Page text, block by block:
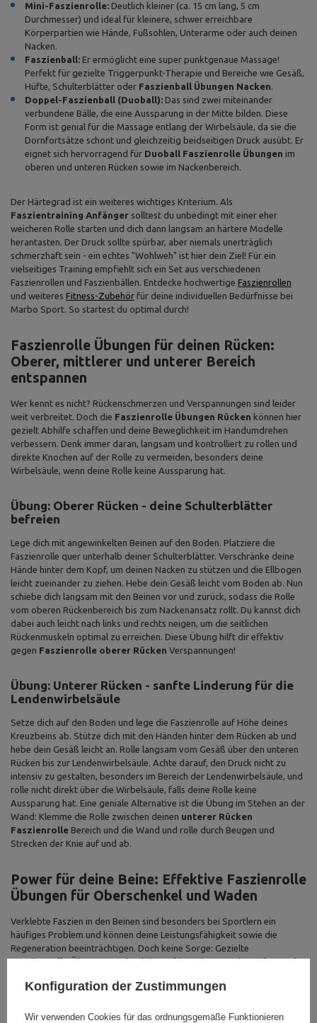
Mini-Faszienrolle: Deutlich kleiner (ca. 15 cm lang, 5 cm
Durchmesser) und ideal für kleinere, schwer erreichbare
Körperpartien wie Hände, Fußsohlen, Unterarme oder auch deinen
Nacken.
Faszienball: Er ermöglicht eine super punktgenaue Massage!
Perfekt für gezielte Triggerpunkt-Therapie und Bereiche wie Gesäß,
Hüfte, Schulterblätter oder Faszienball Übungen Nacken
Doppel-Faszienball (Duoball): Das sind zwei miteinander
verbundene Bälle, die eine Aussparung in der Mitte bilden. Diese
Form ist genial für die Massage entlang der Wirbelsäule, da sie die
Dornfortsätze schont und gleichzeitig beidseitigen Druck ausübt. Er
eignet sich hervorragend für Duoball Faszienrolle Übungen im
oberen und unteren Rücken sowie im Nackenbereich.
Der Härtegrad ist ein weiteres wichtiges Kriterium. Als
Faszientraining Anfänger solltest du unbedingt mit einer eher
weicheren Rolle starten und dich dann langsam an härtere Modelle
herantasten. Der Druck sollte spürbar, aber niemals unerträglich
schmerzhaft sein - ein echtes "Wohlweh" ist hier dein Ziel! Für ein
vielseitiges Training empfiehlt sich ein Set aus verschiedenen
Faszienrollen und Faszienbällen. Entdecke hochwertige Faszienrollen
und weiteres Fitness-Zubehör für deine individuellen Bedürfnisse bei
Marbo Sport. So startest du optimal durch!
Faszienrolle Übungen für deinen Rücken:
Oberer, mittlerer und unterer Bereich
entspannen
Wer kennt es nicht? Rückenschmerzen und Verspannungen sind leider
weit verbreitet. Doch die Faszienrolle Übungen Rücken können hier
gezielt Abhilfe schaffen und deine Beweglichkeit im Handumdrehen
verbessern. Denk immer daran, langsam und kontrolliert zu rollen und
direkte Knochen auf der Rolle zu vermeiden, besonders deine
Wirbelsäule, wenn deine Rolle keine Aussparung hat.
Übung: Oberer Rücken - deine Schulterblätter
befreien
Lege dich mit angewinkelten Beinen auf den Boden. Platziere die
Faszienrolle quer unterhalb deiner Schulterblätter. Verschränke deine
Hände hinter dem Kopf, um deinen Nacken zu stützen und die Ellbogen
leicht zueinander zu ziehen. Hebe dein Gesäß leicht vom Boden ab. Nun
schiebe dich langsam mit den Beinen vor und zurück, sodass die Rolle
vom oberen Rückenbereich bis zum Nackenansatz rollt. Du kannst dich
dabei auch leicht nach links und rechts neigen, um die seitlichen
Rückenmuskeln optimal zu erreichen. Diese Übung hilft dir effektiv
gegen Faszienrolle oberer Rücken Verspannungen!
Übung: Unterer Rücken - sanfte Linderung für die
Lendenwirbelsäule
Setze dich auf den Boden und lege die Faszienrolle auf Höhe deines
Kreuzbeins ab. Stütze dich mit den Händen hinter dem Rücken ab und
hebe dein Gesäß leicht an. Rolle langsam vom Gesäß über den unteren
Rücken bis zur Lendenwirbelsäule. Achte darauf, den Druck nicht zu
intensiv zu gestalten, besonders im Bereich der Lendenwirbelsäule, und
rolle nicht direkt über die Wirbelsäule, falls deine Rolle keine
Aussparung hat. Eine geniale Alternative ist die Übung im Stehen an der
Wand: Klemme die Rolle zwischen deinen unterer Rücken
Faszienrolle Bereich und die Wand und rolle durch Beugen und
Strecken der Knie auf und ab.
Power für deine Beine: Effektive Faszienrolle
Übungen für Oberschenkel und Waden
Verklebte Faszien in den Beinen sind besonders bei Sportlern ein
häufiges Problem und können deine Leistungsfähigkeit sowie die
Regeneration beeinträchtigen. Doch keine Sorge: Gezielte
Faszienrolle Übungen Beinekönnen hier echte Wunder wirken und
Konfiguration der Zustimmungen
Wir verwenden Cookies für das ordnungsgemäße Funktionieren